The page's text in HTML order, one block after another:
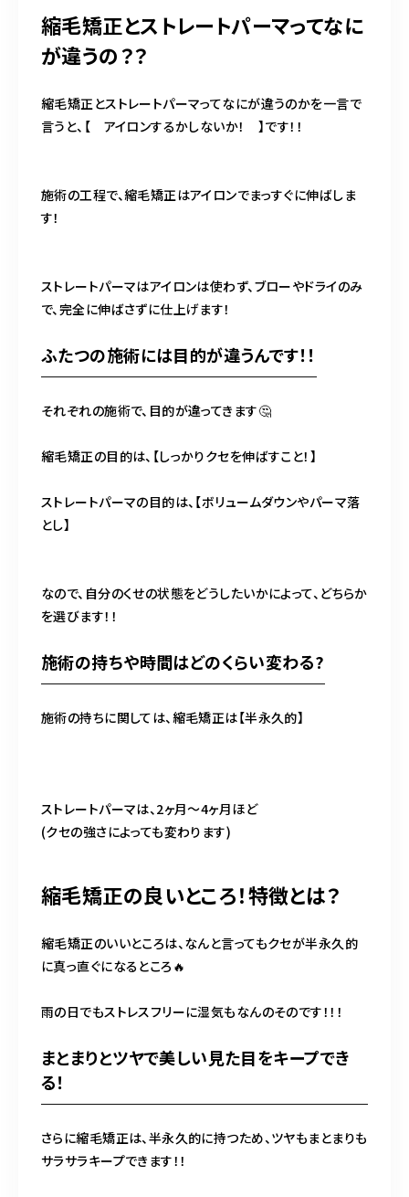
縮毛矯正とストレートパーマってなに
が違うの？？
縮毛矯正とストレートパーマってなにが違うのかを一言で
言うと、【 アイロンするかしないか！ 】です！！
施術の工程で、縮毛矯正はアイロンでまっすぐに伸ばしま
す！
ストレートパーマはアイロンは使わず、ブローやドライのみ
で、完全に伸ばさずに仕上げます！
ふたつの施術には目的が違うんです！！
それぞれの施術で、目的が違ってきます🤔
縮毛矯正の目的は、【しっかりクセを伸ばすこと！】
ストレートパーマの目的は、【ボリュームダウンやパーマ落
とし】
なので、自分のくせの状態をどうしたいかによって、どちらか
を選びます！！
施術の持ちや時間はどのくらい変わる?
施術の持ちに関しては、縮毛矯正は【半永久的】
ストレートパーマは、2ヶ月〜4ヶ月ほど
(クセの強さによっても変わります)
縮毛矯正の良いところ！特徴とは？
縮毛矯正のいいところは、なんと言ってもクセが半永久的
に真っ直ぐになるところ🔥
雨の日でもストレスフリーに湿気もなんのそのです！！！
まとまりとツヤで美しい見た目をキープでき
る！
さらに縮毛矯正は、半永久的に持つため、ツヤもまとまりも
サラサラキープできます！！